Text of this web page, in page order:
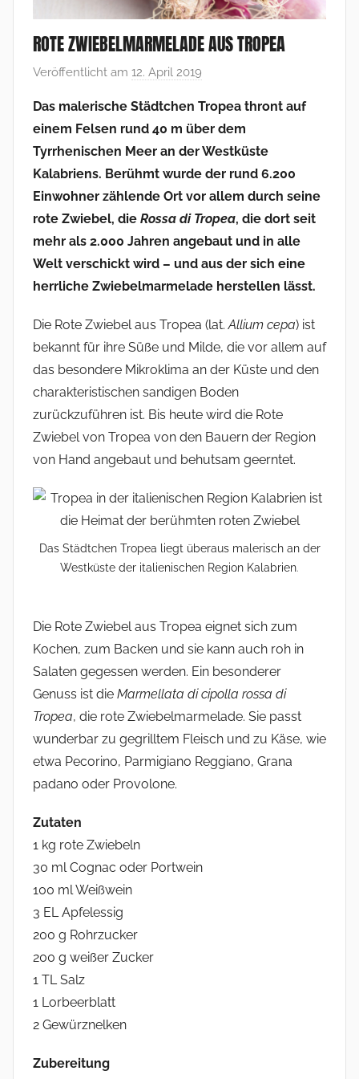
ROTE ZWIEBELMARMELADE AUS TROPEA
Veröffentlicht am 12. April 2019
n
F
r
a
n
k
V
o
l
m
e
r
Das malerische Städtchen Tropea thront auf
einem Felsen rund 40 m über dem
Tyrrhenischen Meer an der Westküste
Kalabriens. Berühmt wurde der rund 6.200
Einwohner zählende Ort vor allem durch seine
rote Zwiebel, die Rossa di Tropea, die dort seit
mehr als 2.000 Jahren angebaut und in alle
Welt verschickt wird – und aus der sich eine
herrliche Zwiebelmarmelade herstellen lässt.
Die Rote Zwiebel aus Tropea (lat.Allium cepa) ist
bekannt für ihre Süße und Milde, die vor allem auf
das besondere Mikroklima an der Küste und den
charakteristischen sandigen Boden
zurückzuführen ist. Bis heute wird die Rote
Zwiebel von Tropea von den Bauern der Region
von Hand angebaut und behutsam geerntet.
Das Städtchen Tropea liegt überaus malerisch an der
Westküste der italienischen Region Kalabrien.
Die Rote Zwiebel aus Tropea eignet sich zum
Kochen, zum Backen und sie kann auch roh in
Salaten gegessen werden. Ein besonderer
Genuss ist die Marmellata di cipolla rossa di
Tropea, die rote Zwiebelmarmelade. Sie passt
wunderbar zu gegrilltem Fleisch und zu Käse, wie
etwa Pecorino, Parmigiano Reggiano, Grana
padano oder Provolone.
Zutaten
1 kg rote Zwiebeln
30 ml Cognac oder Portwein
100 ml Weißwein
3 EL Apfelessig
200 g Rohrzucker
200 g weißer Zucker
1 TL Salz
1 Lorbeerblatt
2 Gewürznelken
Zubereitung